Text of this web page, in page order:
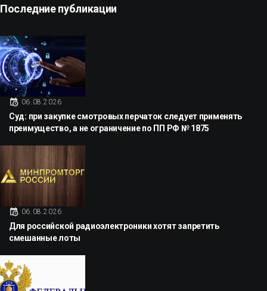
Последние публикации
06.08.2026
Суд: при закупке смотровых перчаток следует применять
преимущество, а не ограничение по ПП РФ № 1875
06.08.2026
Для российской радиоэлектроники хотят запретить
смешанные лоты